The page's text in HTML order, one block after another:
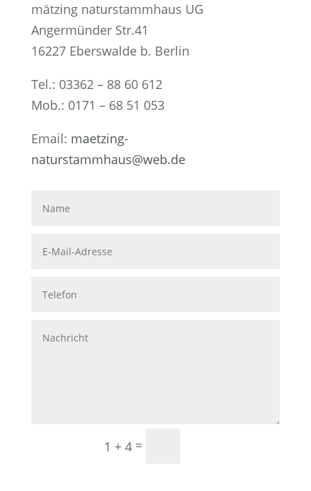
mätzing naturstammhaus UG
Angermünder Str.41
16227 Eberswalde b. Berlin
Tel.: 03362 – 88 60 612
Mob.: 0171 – 68 51 053
Email: maetzing-
naturstammhaus@web.de
1 + 4 =